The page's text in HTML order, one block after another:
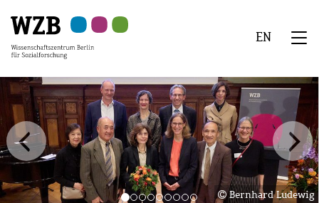
Hauptinhalt
springen
Navigation
springen
Suche
springen
Sekundärnavigation
springen
Fußzeile
springen
EN
Menü
Bernhard Ludewig